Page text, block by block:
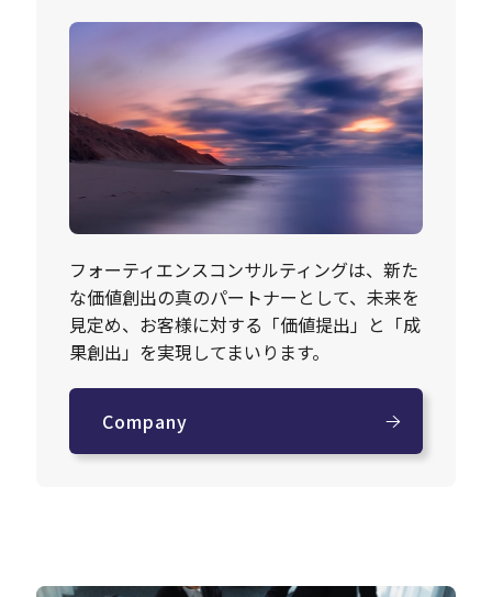
フォーティエンスコンサルティングは、新た
な価値創出の真のパートナーとして、未来を
見定め、お客様に対する「価値提出」と「成
果創出」を実現してまいります。
Company